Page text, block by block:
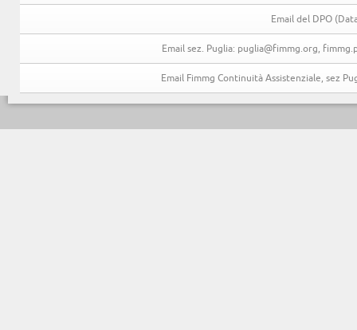
Email del DPO
Email sez. Puglia: puglia@fimmg.org,
Email Fimmg Continuità Assistenziale, sez